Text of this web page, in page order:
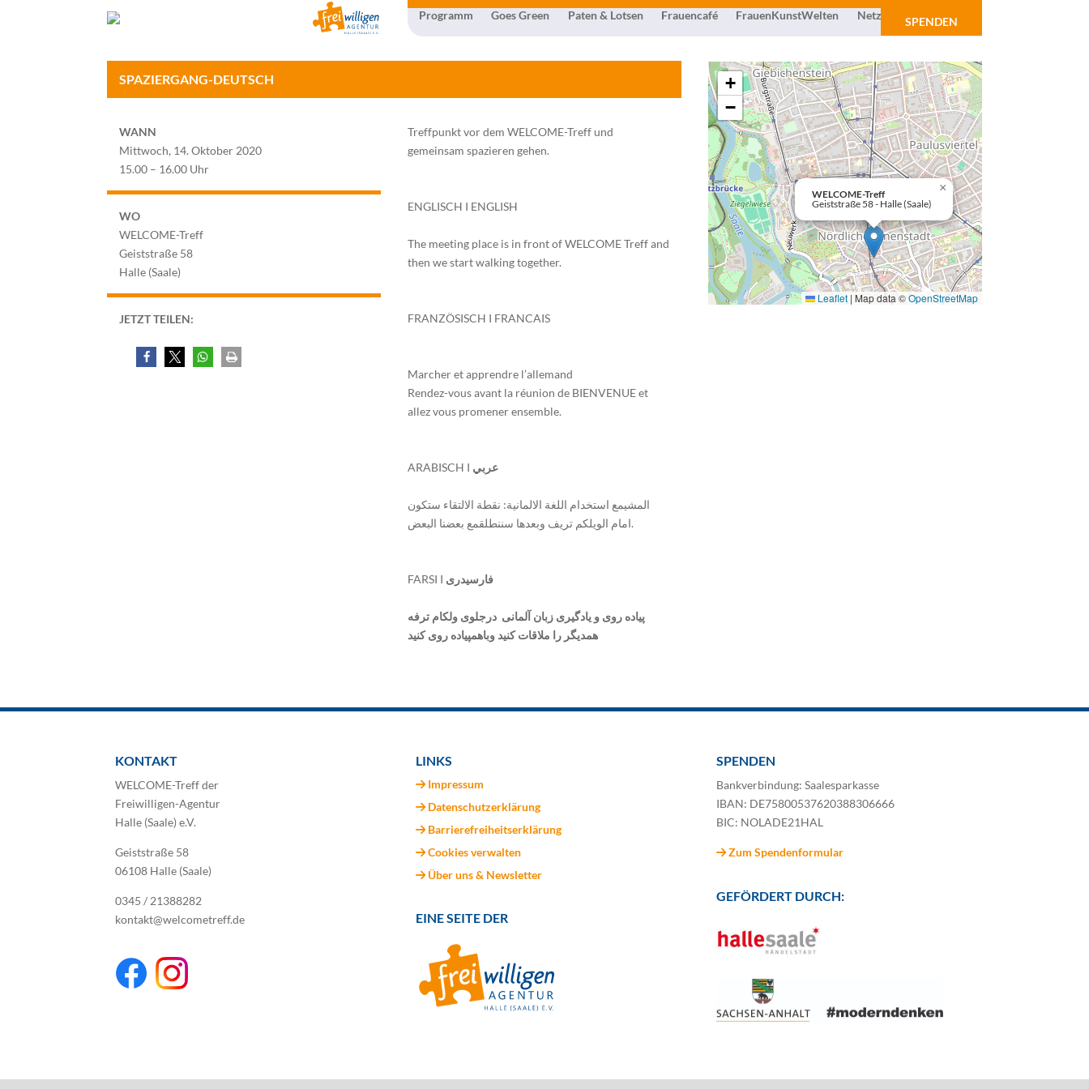
Programm Goes Green Paten & Lotsen Frauencafé FrauenKunstWelten Netzwerk Über uns
SPENDEN
SPAZIERGANG-DEUTSCH
WANN
Mittwoch, 14. Oktober 2020
15.00 – 16.00 Uhr
WO
WELCOME-Treff
Geiststraße 58
Halle (Saale)
JETZT TEILEN:
Treffpunkt vor dem WELCOME-Treff und
gemeinsam spazieren gehen.
ENGLISCH I ENGLISH
The meeting place is in front of WELCOME Treff and
then we start walking together.
FRANZÖSISCH I FRANCAIS
Marcher et apprendre l’allemand
Rendez-vous avant la réunion de BIENVENUE et
allez vous promener ensemble.
ARABISCH I عربي
المشيمع استخدام اللغة الالمانية: نقطة الالتقاء ستكون
امام الويلكم تريف وبعدها سننطلقمع بعضنا البعض.
FARSI I فارسیدری
پیاده روی و یادگیری زبان آلمانی درجلوی ولکام ترفه
همدیگر را ملاقات کنید وباهمپیاده روی کنید
WELCOME-Treff
Geiststraße 58 - Halle (Saale)
×
+
−
Leaflet | Map data ©OpenStreetMap
KONTAKT
WELCOME-Treff der
Freiwilligen-Agentur
Halle (Saale) e.V.
Geiststraße 58
06108 Halle (Saale)
0345 / 21388282
kontakt@welcometreff.de
LINKS
Impressum
Datenschutzerklärung
Barrierefreiheitserklärung
Cookies verwalten
Über uns & Newsletter
EINE SEITE DER
SPENDEN
Bankverbindung: Saalesparkasse
IBAN: DE75800537620388306666
BIC: NOLADE21HAL
Zum Spendenformular
GEFÖRDERT DURCH: